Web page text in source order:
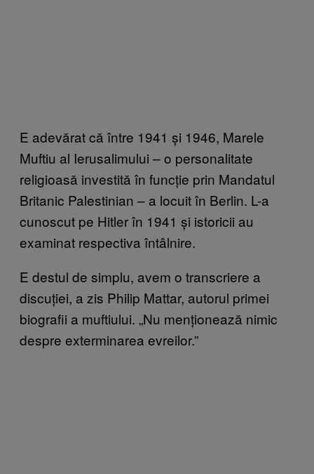
E adevărat că între 1941 și 1946, Marele
Muftiu al Ierusalimului – o personalitate
religioasă investită în funcție prin Mandatul
Britanic Palestinian – a locuit în Berlin. L-a
cunoscut pe Hitler în 1941 și istoricii au
examinat respectiva întâlnire.
E destul de simplu, avem o transcriere a
discuției, a zis Philip Mattar, autorul primei
biografii a muftiului. „Nu menționează nimic
despre exterminarea evreilor.”